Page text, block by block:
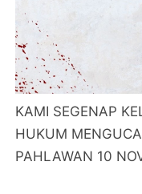
KAMI SEGENAP
HUKUM
PAHLAWAN 10